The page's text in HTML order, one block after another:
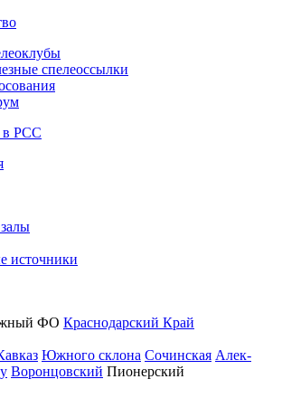
спелеоссылки
в РСС
источники
ФО Краснодарский Край
Южного склона Сочинская Алек-
Воронцовский Пионерский